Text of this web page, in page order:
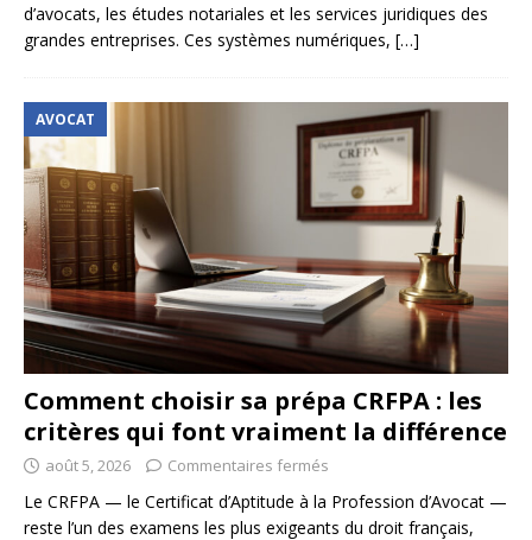
d’avocats, les études notariales et les services juridiques des
grandes entreprises. Ces systèmes numériques, […]
AVOCAT
Comment choisir sa prépa CRFPA : les
critères qui font vraiment la différence
août 5, 2026 Commentaires fermés
Le CRFPA — le Certificat d’Aptitude à la Profession d’Avocat —
reste l’un des examens les plus exigeants du droit français,